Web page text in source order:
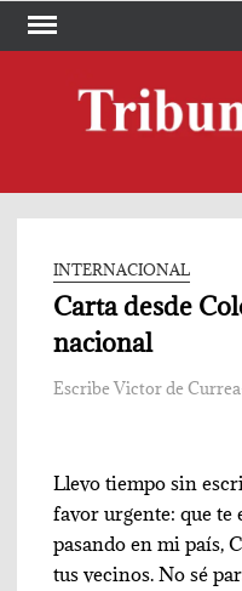
Skip
INTERNACIONAL
Carta desde
nacional
Escribe Victor de
Llevo tiempo sin
favor urgente: que te
pasando en mi país,
tus vecinos. No sé